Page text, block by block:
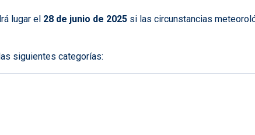
lugar el 28 de junio de 2025 si las circunstancias
siguientes categorías: